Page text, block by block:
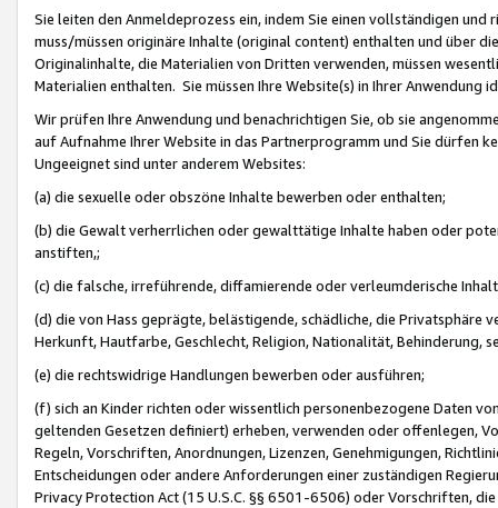
Sie leiten den Anmeldeprozess ein, indem Sie einen vollständigen
muss/müssen originäre Inhalte (original content) enthalten und über
Originalinhalte, die Materialien von Dritten verwenden, müssen
Materialien enthalten. Sie müssen Ihre Website(s) in Ihrer Anwendung
Wir prüfen Ihre Anwendung und benachrichtigen Sie, ob sie
auf Aufnahme Ihrer Website in das Partnerprogramm und Sie dürfen
Ungeeignet sind unter anderem Websites:
(a) die sexuelle oder obszöne Inhalte bewerben oder enthalten;
(b) die Gewalt verherrlichen oder gewalttätige Inhalte haben oder
anstiften,;
(c) die falsche, irreführende, diffamierende oder verleumderische
(d) die von Hass geprägte, belästigende, schädliche, die Privatsphäre
Herkunft, Hautfarbe, Geschlecht, Religion, Nationalität, Behinderung,
(e) die rechtswidrige Handlungen bewerben oder ausführen;
(f) sich an Kinder richten oder wissentlich personenbezogene Daten
geltenden Gesetzen definiert) erheben, verwenden oder offenlegen,
Regeln, Vorschriften, Anordnungen, Lizenzen, Genehmigungen,
Entscheidungen oder andere Anforderungen einer zuständigen
Privacy Protection Act (15 U.S.C. §§ 6501-6506) oder Vorschriften,